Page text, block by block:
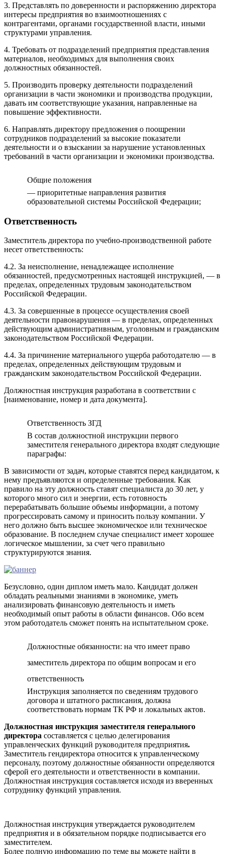
3. Представлять по доверенности и распоряжению директора
интересы предприятия во взаимоотношениях с
контрагентами, органами государственной власти, иными
структурами управления.
4. Требовать от подразделений предприятия представления
материалов, необходимых для выполнения своих
должностных обязанностей.
5. Производить проверку деятельности подразделений
организации в части экономики и производства продукции,
давать им соответствующие указания, направленные на
повышение эффективности.
6. Направлять директору предложения о поощрении
сотрудников подразделений за высокие показатели
деятельности и о взыскании за нарушение установленных
требований в части организации и экономики производства.
Общие положения
— приоритетные направления развития
образовательной системы Российской Федерации;
Ответственность
Заместитель директора по учебно-производственной работе
несет ответственность:
4.2. За неисполнение, ненадлежащее исполнение
обязанностей, предусмотренных настоящей инструкцией, — в
пределах, определенных трудовым законодательством
Российской Федерации.
4.3. За совершенные в процессе осуществления своей
деятельности правонарушения — в пределах, определенных
действующим административным, уголовным и гражданским
законодательством Российской Федерации.
4.4. За причинение материального ущерба работодателю — в
пределах, определенных действующим трудовым и
гражданским законодательством Российской Федерации.
Должностная инструкция разработана в соответствии с
[наименование, номер и дата документа].
Ответственность ЗГД
В состав должностной инструкции первого
заместителя генерального директора входят следующие
параграфы:
В зависимости от задач, которые ставятся перед кандидатом, к
нему предъявляются и определенные требования. Как
правило на эту должность ставят специалиста до 30 лет, у
которого много сил и энергии, есть готовность
перерабатывать большие объемы информации, а потому
прогрессировать самому и приносить пользу компании. У
него должно быть высшее экономическое или техническое
образование. В последнем случае специалист имеет хорошее
логическое мышлении, за счет чего правильно
структурируются знания.
Безусловно, один диплом иметь мало. Кандидат должен
обладать реальными знаниями в экономике, уметь
анализировать финансовую деятельность и иметь
необходимый опыт работы в области финансов. Обо всем
этом работодатель сможет понять на испытательном сроке.
Должностные обязанности: на что имеет право
заместитель директора по общим вопросам и его
ответственность
Инструкция заполняется по сведениям трудового
договора и штатного расписания, должна
соответствовать нормам ТК РФ и локальных актов.
Должностная инструкция заместителя генерального
директора составляется с целью делегирования
управленческих функций руководителя предприятия.
Заместитель гендиректора относится к управленческому
персоналу, поэтому должностные обязанности определяются
сферой его деятельности и ответственности в компании.
Должностная инструкция составляется исходя из вверенных
сотруднику функций управления.
Должностная инструкция утверждается руководителем
предприятия и в обязательном порядке подписывается его
заместителем.
Более полную информацию по теме вы можете найти в